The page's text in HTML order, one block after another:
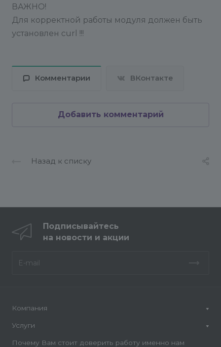
ВАЖНО!
Для корректной работы модуля должен быть
установлен curl !!!
Комментарии ВКонтакте
Добавить комментарий
Назад к списку
Подписывайтесь
на новости и акции
Компания
Услуги
Почему Вам стоит доверить работу именно нам